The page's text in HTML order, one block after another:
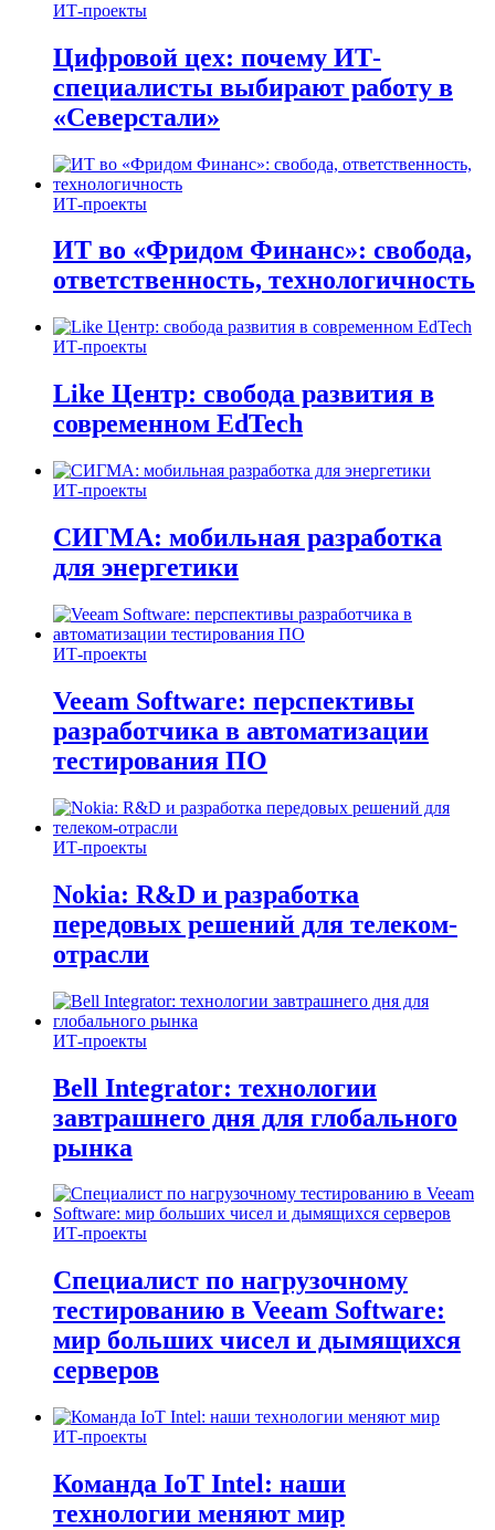
ИТ-проекты
Цифровой цех: почему ИТ-
специалисты выбирают работу в
«Северстали»
ИТ-проекты
ИТ во «Фридом Финанс»: свобода,
ответственность, технологичность
ИТ-проекты
Like Центр: свобода развития в
современном EdTech
ИТ-проекты
СИГМА: мобильная разработка
для энергетики
ИТ-проекты
Veeam Software: перспективы
разработчика в автоматизации
тестирования ПО
ИТ-проекты
Nokia: R&D и разработка
передовых решений для телеком-
отрасли
ИТ-проекты
Bell Integrator: технологии
завтрашнего дня для глобального
рынка
ИТ-проекты
Специалист по нагрузочному
тестированию в Veeam Software:
мир больших чисел и дымящихся
серверов
ИТ-проекты
Команда IoT Intel: наши
технологии меняют мир